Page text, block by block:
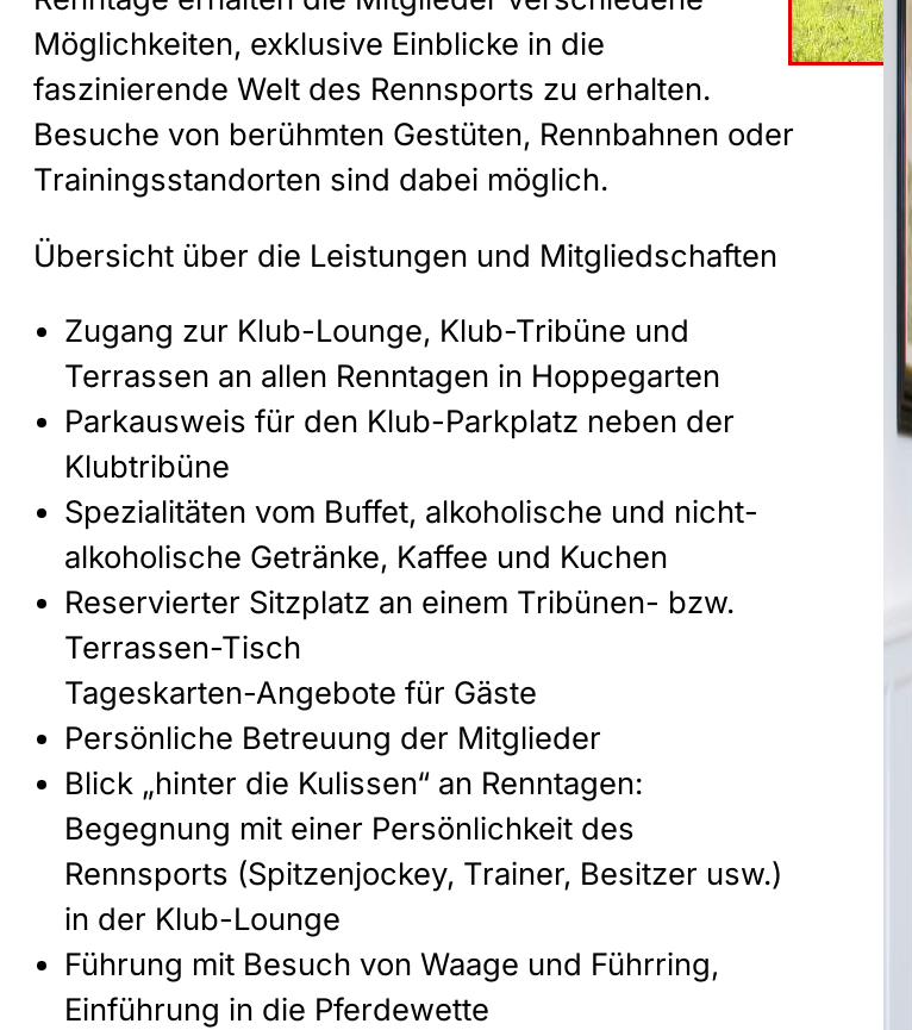
Möglichkeiten, exklusive Einblicke in die
faszinierende Welt des Rennsports zu erhalten.
Besuche von berühmten Gestüten, Rennbahnen oder
Trainingsstandorten sind dabei möglich.
Übersicht über die Leistungen und Mitgliedschaften
Zugang zur Klub-Lounge, Klub-Tribüne und
Terrassen an allen Renntagen in Hoppegarten
Parkausweis für den Klub-Parkplatz neben der
Klubtribüne
Spezialitäten vom Buffet, alkoholische und nicht-
alkoholische Getränke, Kaffee und Kuchen
Reservierter Sitzplatz an einem Tribünen- bzw.
Terrassen-Tisch
Tageskarten-Angebote für Gäste
Persönliche Betreuung der Mitglieder
Blick „hinter die Kulissen“ an Renntagen:
Begegnung mit einer Persönlichkeit des
Rennsports (Spitzenjockey, Trainer, Besitzer usw.)
in der Klub-Lounge
Führung mit Besuch von Waage und Führring,
Einführung in die Pferdewette